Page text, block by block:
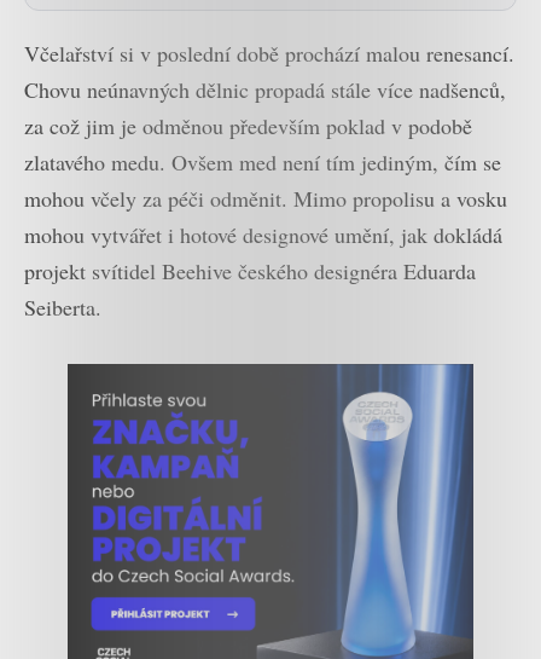
Včelařství si v poslední době prochází malou renesancí.
Chovu neúnavných dělnic propadá stále více nadšenců,
za což jim je odměnou především poklad v podobě
zlatavého medu. Ovšem med není tím jediným, čím se
mohou včely za péči odměnit. Mimo propolisu a vosku
mohou vytvářet i hotové designové umění, jak dokládá
projekt svítidel Beehive českého designéra Eduarda
Seiberta.